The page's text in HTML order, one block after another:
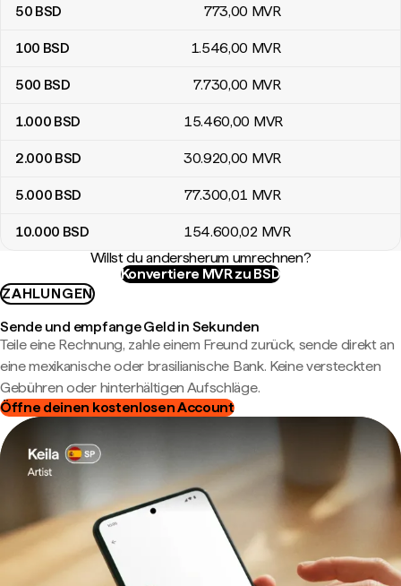
50 BSD 773,00 MVR
100 BSD 1.546,00 MVR
500 BSD 7.730,00 MVR
1.000 BSD 15.460,00 MVR
2.000 BSD 30.920,00 MVR
5.000 BSD 77.300,01 MVR
10.000 BSD 154.600,02 MVR
Willst du andersherum umrechnen?
Konvertiere MVR zu BSD
ZAHLUNGEN
Sende und empfange Geld in Sekunden
Teile eine Rechnung, zahle einem Freund zurück, sende direkt an
eine mexikanische oder brasilianische Bank. Keine versteckten
Gebühren oder hinterhältigen Aufschläge.
Öffne deinen kostenlosen Account